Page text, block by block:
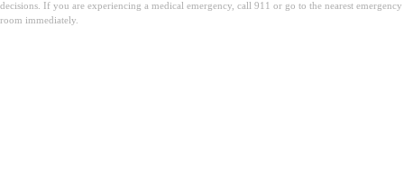
decisions. If you are experiencing a medical emergency, call 911 or go to the nearest emergency
room immediately.